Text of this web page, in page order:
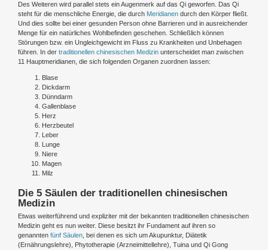
Des Weiteren wird parallel stets ein Augenmerk auf das Qi geworfen. Das Qi
steht für die menschliche Energie, die durch Meridianen durch den Körper fließt.
Und dies sollte bei einer gesunden Person ohne Barrieren und in ausreichender
Menge für ein natürliches Wohlbefinden geschehen. Schließlich können
Störungen bzw. ein Ungleichgewicht im Fluss zu Krankheiten und Unbehagen
führen. In der traditionellen chinesischen Medizin unterscheidet man zwischen
11 Hauptmeridianen, die sich folgenden Organen zuordnen lassen:
Blase
Dickdarm
Dünndarm
Gallenblase
Herz
Herzbeutel
Leber
Lunge
Niere
Magen
Milz
Die 5 Säulen der traditionellen chinesischen
Medizin
Etwas weiterführend und expliziter mit der bekannten traditionellen chinesischen
Medizin geht es nun weiter. Diese besitzt ihr Fundament auf ihren so
genannten fünf Säulen , bei denen es sich um Akupunktur, Diätetik
(Ernährungslehre), Phytotherapie (Arzneimittellehre), Tuina und Qi Gong